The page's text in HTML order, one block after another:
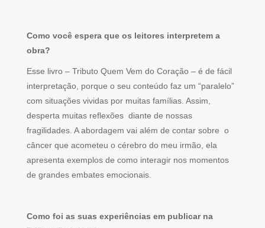
Como você espera que os leitores interpretem a
obra?
Esse livro – Tributo Quem Vem do Coração – é de fácil
interpretação, porque o seu conteúdo faz um “paralelo”
com situações vividas por muitas famílias. Assim,
desperta muitas reflexões diante de nossas
fragilidades. A abordagem vai além de contar sobre o
câncer que acometeu o cérebro do meu irmão, ela
apresenta exemplos de como interagir nos momentos
de grandes embates emocionais.
Como foi as suas experiências em publicar na